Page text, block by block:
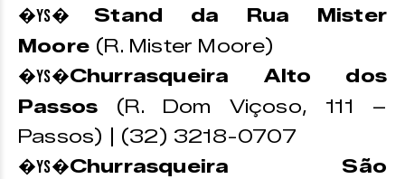
�Ys� Stand da Rua Mister
Moore (R. Mister Moore)
�Ys�Churrasqueira Alto dos
Passos (R. Dom Viçoso, 111 –
Passos) | (32) 3218-0707
�Ys�Churrasqueira São